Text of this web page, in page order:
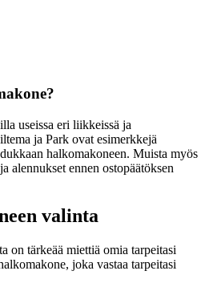
useissa eri liikkeissä ja
ja Park ovat esimerkkejä
halkomakoneen. Muista myös
alennukset ennen ostopäätöksen
valinta
on tärkeää miettiä omia tarpeitasi
joka vastaa tarpeitasi